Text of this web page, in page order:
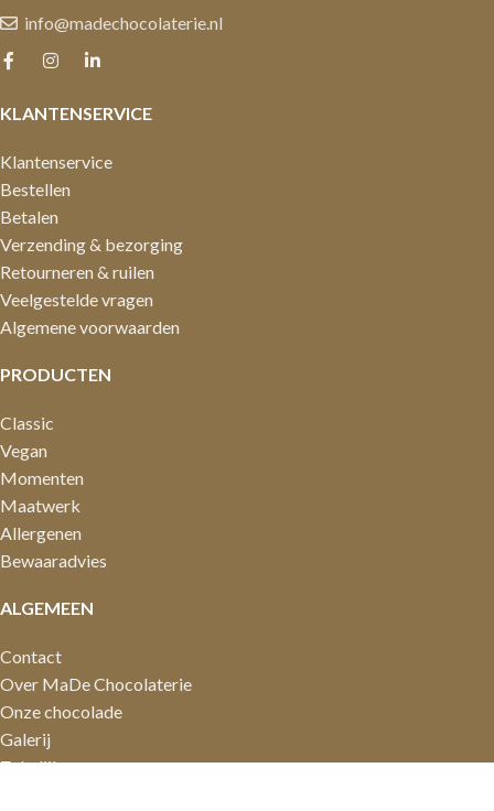
info@madechocolaterie.nl
KLANTENSERVICE
Klantenservice
Bestellen
Betalen
Verzending & bezorging
Retourneren & ruilen
Veelgestelde vragen
Algemene voorwaarden
PRODUCTEN
Classic
Vegan
Momenten
Maatwerk
Allergenen
Bewaaradvies
ALGEMEEN
Contact
Over MaDe Chocolaterie
Onze chocolade
Galerij
Zakelijk